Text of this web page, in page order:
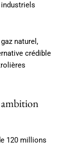
naturel,
crédible
120 millions